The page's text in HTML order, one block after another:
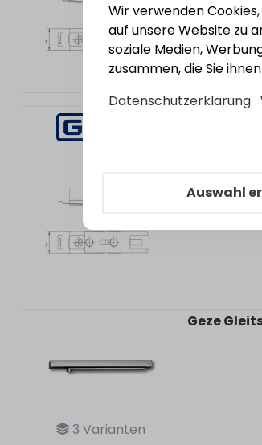
3 Varianten
Geze
Wir verwenden
auf unsere Website zu
soziale Medien,
zusammen, die Sie
Datenschutzerklärung
Auswahl